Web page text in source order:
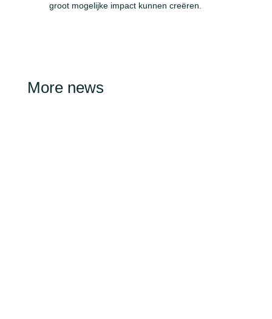
groot mogelijke impact kunnen creëren.
More news